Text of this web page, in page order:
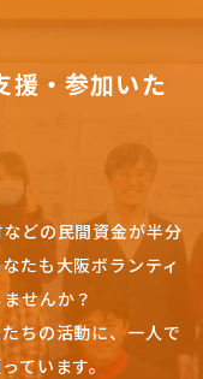
援・参加いた
どの民間資金が半分
たも大阪ボランティ
せんか？
ちの活動に、一人で
ています。